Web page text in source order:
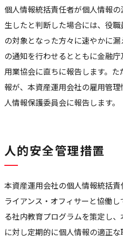
個人情報統括責任者が個人情報
生したと判断した場合には、役
の対象となった方々に速やかに
の通知を行わせるとともに金融
用業協会に直ちに報告します。
報が、本資産運用会社の雇用管
人情報保護委員会に報告します。
人的安全管理措置
本資産運用会社の個人情報統括
ライアンス・オフィサーと協働
る社内教育プログラムを策定し
に対し定期的に個人情報の適正